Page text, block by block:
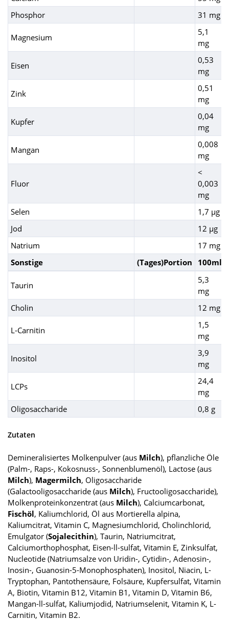
Phosphor
31 mg
Magnesium
5,1
mg
Eisen
0,53
mg
Zink
0,51
mg
Kupfer
0,04
mg
Mangan
0,008
mg
Fluor
<
0,003
mg
Selen
1,7 µg
Jod
12 µg
Natrium
17 mg
Sonstige
(Tages)Portion 100ml
Taurin
5,3
mg
Cholin
12 mg
L-Carnitin
1,5
mg
Inositol
3,9
mg
LCPs
24,4
mg
Oligosaccharide
0,8 g
Zutaten
Demineralisiertes Molkenpulver (aus Milch), pflanzliche Öle
(Palm-, Raps-, Kokosnuss-, Sonnenblumenöl), Lactose (aus
Milch), Magermilch, Oligosaccharide
(Galactooligosaccharide (aus Milch), Fructooligosaccharide),
Molkenproteinkonzentrat (aus Milch), Calciumcarbonat,
Fischöl, Kaliumchlorid, Öl aus Mortierella alpina,
Kaliumcitrat, Vitamin C, Magnesiumchlorid, Cholinchlorid,
Emulgator (Sojalecithin), Taurin, Natriumcitrat,
Calciumorthophosphat, Eisen-ll-sulfat, Vitamin E, Zinksulfat,
Nucleotide (Natriumsalze von Uridin-, Cytidin-, Adenosin-,
Inosin-, Guanosin-5-Monophosphaten), Inositol, Niacin, L-
Tryptophan, Pantothensäure, Folsäure, Kupfersulfat, Vitamin
A, Biotin, Vitamin B12, Vitamin B1, Vitamin D, Vitamin B6,
Mangan-ll-sulfat, Kaliumjodid, Natriumselenit, Vitamin K, L-
Carnitin, Vitamin B2.